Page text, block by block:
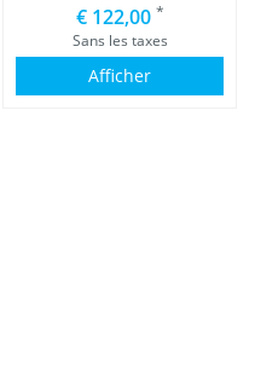
€ 122,00 *
Sans les taxes
Afficher